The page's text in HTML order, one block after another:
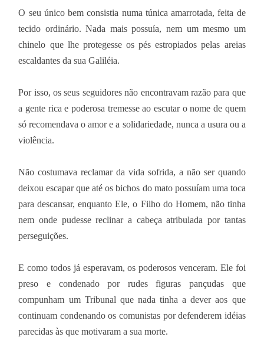
O seu único bem consistia numa túnica amarrotada, feita de
tecido ordinário. Nada mais possuía, nem um mesmo um
chinelo que lhe protegesse os pés estropiados pelas areias
escaldantes da sua Galiléia.
Por isso, os seus seguidores não encontravam razão para que
a gente rica e poderosa tremesse ao escutar o nome de quem
só recomendava o amor e a solidariedade, nunca a usura ou a
violência.
Não costumava reclamar da vida sofrida, a não ser quando
deixou escapar que até os bichos do mato possuíam uma toca
para descansar, enquanto Ele, o Filho do Homem, não tinha
nem onde pudesse reclinar a cabeça atribulada por tantas
perseguições.
E como todos já esperavam, os poderosos venceram. Ele foi
preso e condenado por rudes figuras pançudas que
compunham um Tribunal que nada tinha a dever aos que
continuam condenando os comunistas por defenderem idéias
parecidas às que motivaram a sua morte.